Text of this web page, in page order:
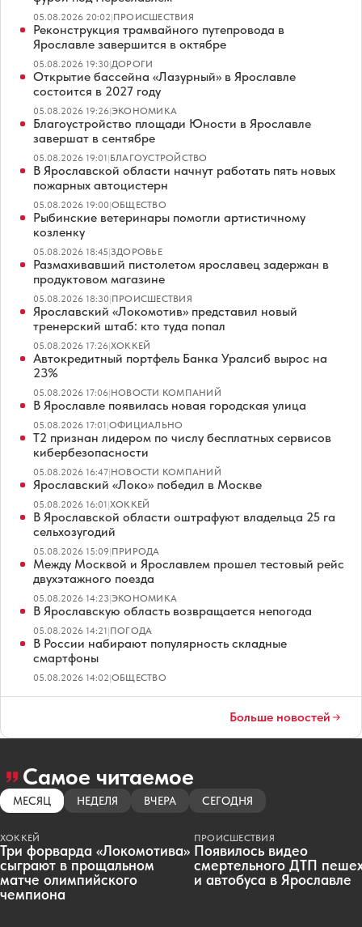
05.08.2026 20:02|ПРОИСШЕСТВИЯ
Реконструкция трамвайного путепровода в
Ярославле завершится в октябре
05.08.2026 19:30|ДОРОГИ
Открытие бассейна «Лазурный» в Ярославле
состоится в 2027 году
05.08.2026 19:26|ЭКОНОМИКА
Благоустройство площади Юности в Ярославле
завершат в сентябре
05.08.2026 19:01|БЛАГОУСТРОЙСТВО
В Ярославской области начнут работать пять новых
пожарных автоцистерн
05.08.2026 19:00|ОБЩЕСТВО
Рыбинские ветеринары помогли артистичному
козленку
05.08.2026 18:45|ЗДОРОВЬЕ
Размахивавший пистолетом ярославец задержан в
продуктовом магазине
05.08.2026 18:30|ПРОИСШЕСТВИЯ
Ярославский «Локомотив» представил новый
тренерский штаб: кто туда попал
05.08.2026 17:26|ХОККЕЙ
Автокредитный портфель Банка Уралсиб вырос на
23%
05.08.2026 17:06|НОВОСТИ КОМПАНИЙ
В Ярославле появилась новая городская улица
05.08.2026 17:01|ОФИЦИАЛЬНО
Т2 признан лидером по числу бесплатных сервисов
кибербезопасности
05.08.2026 16:47|НОВОСТИ КОМПАНИЙ
Ярославский «Локо» победил в Москве
05.08.2026 16:01|ХОККЕЙ
В Ярославской области оштрафуют владельца 25 га
сельхозугодий
05.08.2026 15:09|ПРИРОДА
Между Москвой и Ярославлем прошел тестовый рейс
двухэтажного поезда
05.08.2026 14:23|ЭКОНОМИКА
В Ярославскую область возвращается непогода
05.08.2026 14:21|ПОГОДА
В России набирают популярность складные
смартфоны
05.08.2026 14:02|ОБЩЕСТВО
Больше новостей
Самое читаемое
МЕСЯЦ НЕДЕЛЯ ВЧЕРА СЕГОДНЯ
ХОККЕЙ
Три форварда «Локомотива»
сыграют в прощальном
матче олимпийского
чемпиона
ПРОИСШЕСТВИЯ
Появилось видео
смертельного ДТП
и автобуса в Ярославле